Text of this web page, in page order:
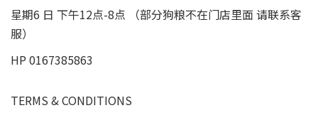
星期6 日 下午12点-8点 （部分狗粮不在门店里面 请联系客
服）
HP 0167385863
TERMS & CONDITIONS